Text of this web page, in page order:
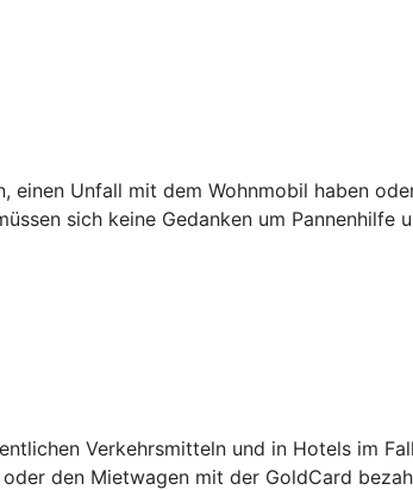
einen Unfall mit dem Wohnmobil haben
sich keine Gedanken um Pannenhilfe
Verkehrsmitteln und in Hotels im
den Mietwagen mit der GoldCard